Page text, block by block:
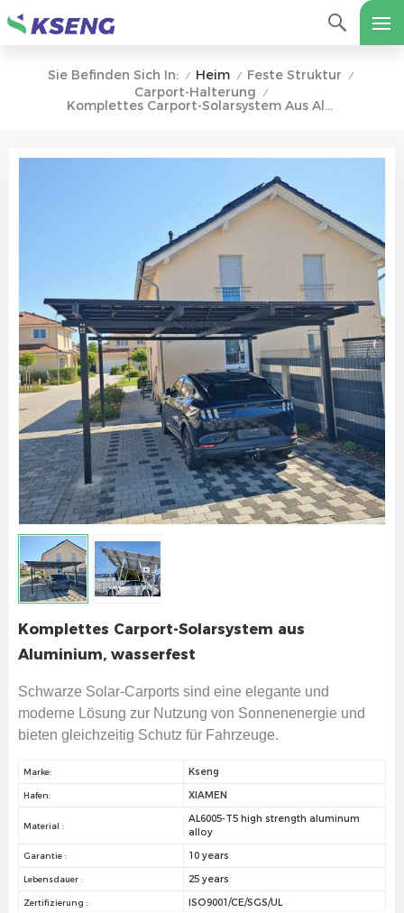
Sie Befinden Sich In: / Heim / Feste Struktur /
Carport-Halterung /
Komplettes Carport-Solarsystem Aus Aluminium, Wasserfest
Komplettes Carport-Solarsystem aus
Aluminium, wasserfest
Schwarze Solar-Carports sind eine elegante und
moderne Lösung zur Nutzung von Sonnenenergie und
bieten gleichzeitig Schutz für Fahrzeuge.
Marke: Kseng
Hafen: XIAMEN
Material :
AL6005-T5 high strength aluminum
alloy
Garantie : 10 years
Lebensdauer : 25 years
Zertifizierung : ISO9001/CE/SGS/UL